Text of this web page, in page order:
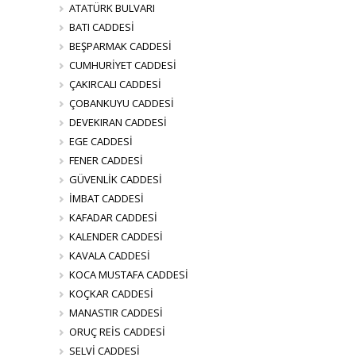
ATATÜRK BULVARI
BATI CADDESİ
BEŞPARMAK CADDESİ
CUMHURİYET CADDESİ
ÇAKIRCALI CADDESİ
ÇOBANKUYU CADDESİ
DEVEKIRAN CADDESİ
EGE CADDESİ
FENER CADDESİ
GÜVENLİK CADDESİ
İMBAT CADDESİ
KAFADAR CADDESİ
KALENDER CADDESİ
KAVALA CADDESİ
KOCA MUSTAFA CADDESİ
KOÇKAR CADDESİ
MANASTIR CADDESİ
ORUÇ REİS CADDESİ
SELVİ CADDESİ